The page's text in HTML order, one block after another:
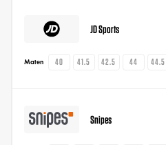
JD Sports
Maten 40 41.5 42.5 44 44.5
Snipes